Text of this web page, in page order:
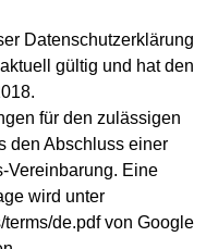
Datenschutzerklärung
gültig und hat den
für den zulässigen
den Abschluss einer
Vereinbarung. Eine
wird unter
de.pdf von Google